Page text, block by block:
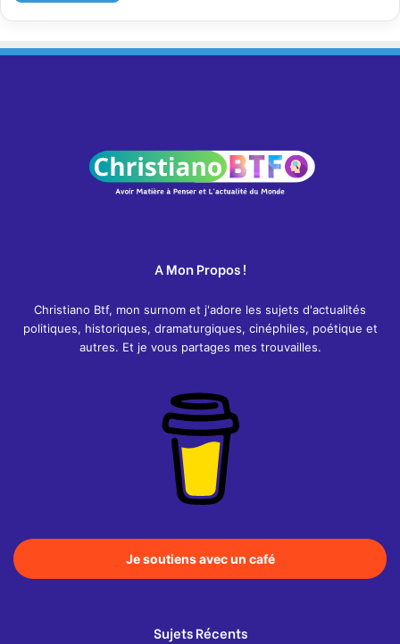
A Mon Propos !
Christiano Btf, mon surnom et j'adore les sujets d'actualités
politiques, historiques, dramaturgiques, cinéphiles, poétique et
autres. Et je vous partages mes trouvailles.
Je soutiens avec un café
Sujets Récents